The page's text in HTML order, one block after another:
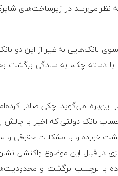
نظر می‌رسد در زیرساخت‌های
به غیر از این دو بانک
با دسته چک، به سادگی برگشت
این‌باره می‌گوید: چکی صادر
بانک دولتی که اخیرا با چالش
خورده و با مشکلات حقوقی و
در قبال این موضوع واکنشی
با برچسب برگشت و